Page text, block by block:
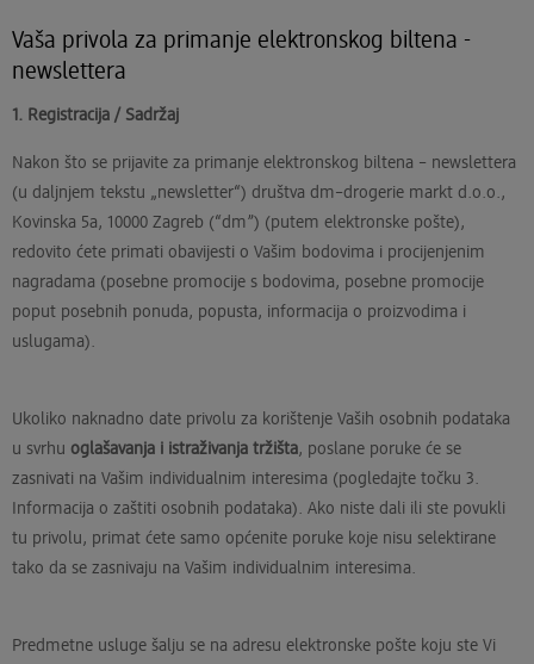
Vaša privola za primanje elektronskog biltena -
newslettera
1. Registracija / Sadržaj
Nakon što se prijavite za primanje elektronskog biltena – newslettera
(u daljnjem tekstu „newsletter“) društva dm–drogerie markt d.o.o.,
Kovinska 5a, 10000 Zagreb (“dm”) (putem elektronske pošte),
redovito ćete primati obavijesti o Vašim bodovima i procijenjenim
nagradama (posebne promocije s bodovima, posebne promocije
poput posebnih ponuda, popusta, informacija o proizvodima i
uslugama).
Ukoliko naknadno date privolu za korištenje Vaših osobnih podataka
u svrhu oglašavanja i istraživanja tržišta, poslane poruke će se
zasnivati na Vašim individualnim interesima (pogledajte točku 3.
Informacija o zaštiti osobnih podataka). Ako niste dali ili ste povukli
tu privolu, primat ćete samo općenite poruke koje nisu selektirane
tako da se zasnivaju na Vašim individualnim interesima.
Predmetne usluge šalju se na adresu elektronske pošte koju ste Vi